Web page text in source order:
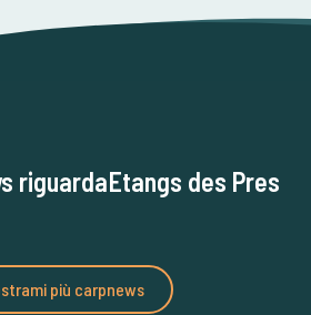
riguardaEtangs des Pres
più carpnews